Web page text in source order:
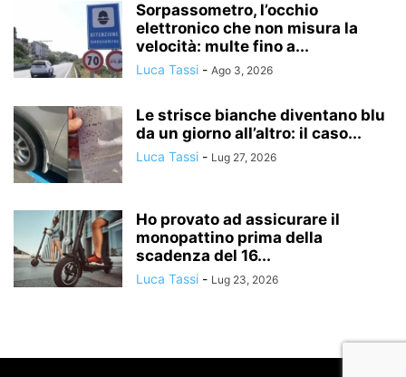
Sorpassometro, l’occhio
elettronico che non misura la
velocità: multe fino a...
Luca Tassi - Ago 3, 2026
Le strisce bianche diventano blu
da un giorno all’altro: il caso...
Luca Tassi - Lug 27, 2026
Ho provato ad assicurare il
monopattino prima della
scadenza del 16...
Luca Tassi - Lug 23, 2026